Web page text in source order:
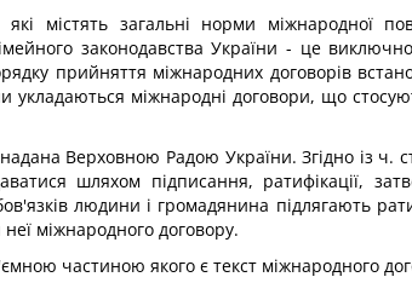
містять загальні норми міжнародної
законодавства України - це
прийняття міжнародних договорів
укладаються міжнародні договори, що
Верховною Радою України. Згідно із ч.
шляхом підписання, ратифікації,
людини і громадянина підлягають
міжнародного договору.
частиною якого є текст міжнародного